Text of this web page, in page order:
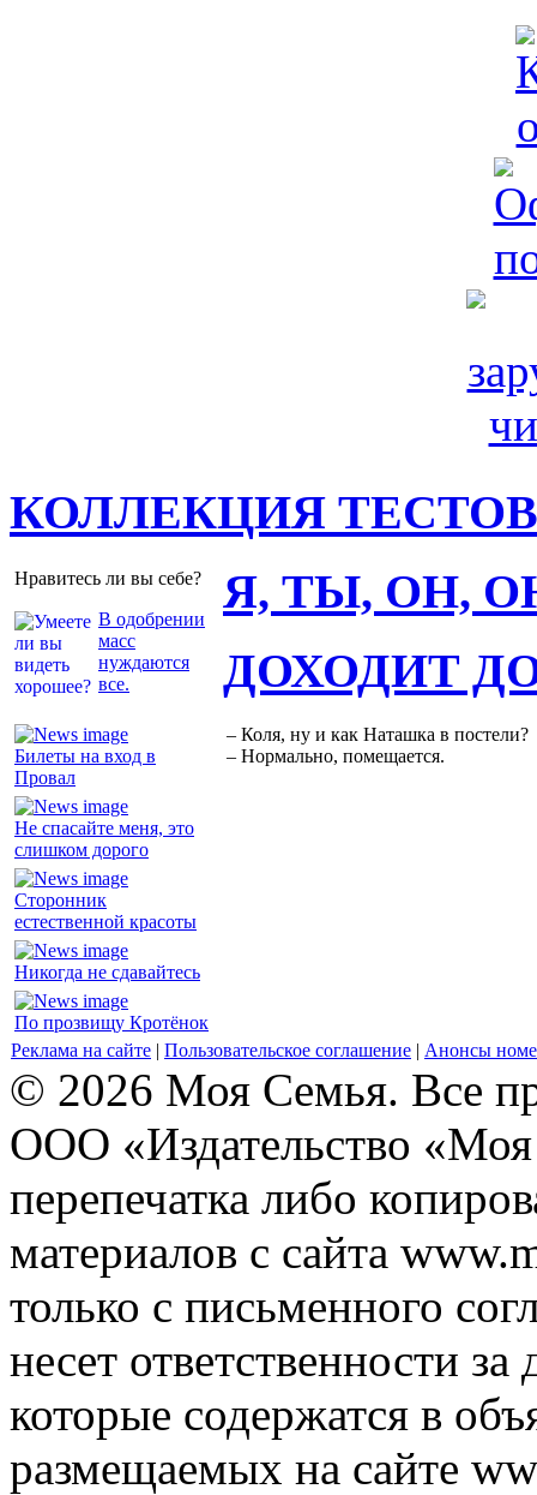
КОЛЛЕКЦИЯ ТЕСТОВ
Нравитесь ли вы себе?
В одобрении
масс
нуждаются
все.
Я, ТЫ, ОН,
Билеты на вход в
Провал
Не спасайте меня, это
слишком дорого
Сторонник
естественной красоты
Никогда не сдавайтесь
По прозвищу Кротёнок
ДОХОДИТ
– Коля, ну и как Наташка в постели?
– Нормально, помещается.
Реклама на сайте | Пользовательское соглашение | Анонсы
© 2026 Моя Семья. Все
ООО «Издательство
перепечатка либо
материалов с сайта
только с письменного
несет ответственности
которые содержатся в
размещаемых на сайте